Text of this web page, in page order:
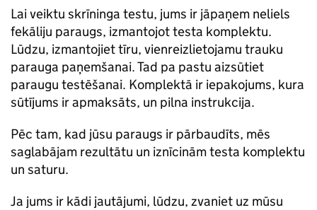
Lai veiktu skrīninga testu, jums ir jāpaņem neliels
fekāliju paraugs, izmantojot testa komplektu.
Lūdzu, izmantojiet tīru, vienreizlietojamu trauku
parauga paņemšanai. Tad pa pastu aizsūtiet
paraugu testēšanai. Komplektā ir iepakojums, kura
sūtījums ir apmaksāts, un pilna instrukcija.
Pēc tam, kad jūsu paraugs ir pārbaudīts, mēs
saglabājam rezultātu un iznīcinām testa komplektu
un saturu.
Ja jums ir kādi jautājumi, lūdzu, zvaniet uz mūsu